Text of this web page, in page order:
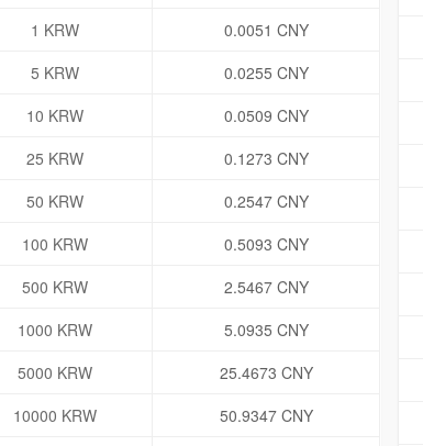
1 KRW
0.0051 CNY
5 KRW
0.0255 CNY
10 KRW
0.0509 CNY
25 KRW
0.1273 CNY
50 KRW
0.2547 CNY
100 KRW
0.5093 CNY
500 KRW
2.5467 CNY
1000 KRW
5.0935 CNY
5000 KRW
25.4673 CNY
10000 KRW
50.9347 CNY